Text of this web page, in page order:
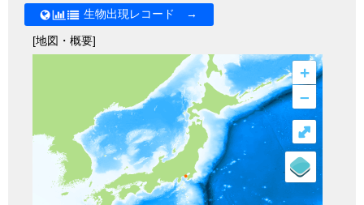
生物出現レコード →
[地図・概要]
+
–
⤢